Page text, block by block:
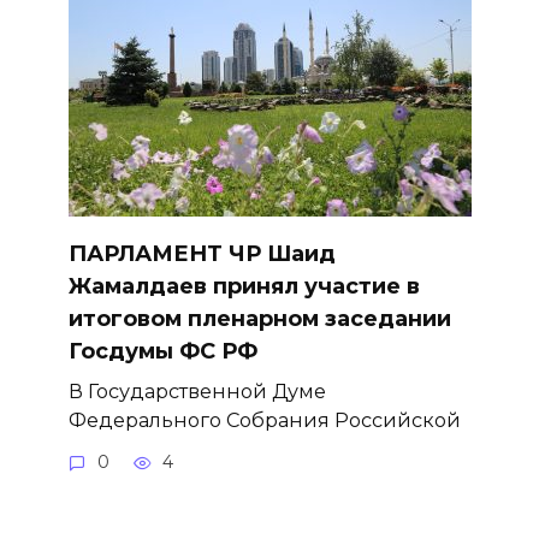
ПАРЛАМЕНТ ЧР Шаид
Жамалдаев принял участие в
итоговом пленарном заседании
Госдумы ФС РФ
В Государственной Думе
Федерального Собрания Российской
0 4